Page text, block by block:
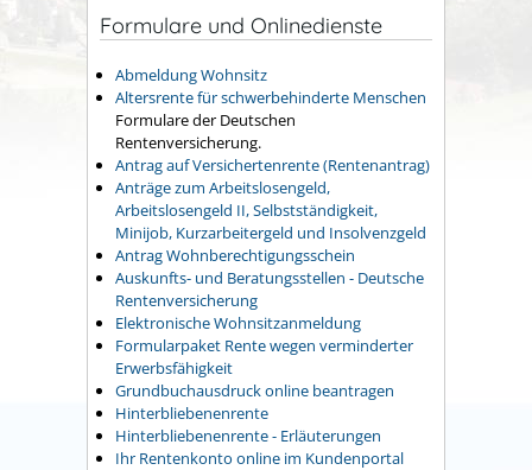
Formulare und Onlinedienste
Abmeldung Wohnsitz
Altersrente für schwerbehinderte Menschen
Formulare der Deutschen
Rentenversicherung.
Antrag auf Versichertenrente (Rentenantrag)
Anträge zum Arbeitslosengeld,
Arbeitslosengeld II, Selbstständigkeit,
Minijob, Kurzarbeitergeld und Insolvenzgeld
Antrag Wohnberechtigungsschein
Auskunfts- und Beratungsstellen - Deutsche
Rentenversicherung
Elektronische Wohnsitzanmeldung
Formularpaket Rente wegen verminderter
Erwerbsfähigkeit
Grundbuchausdruck online beantragen
Hinterbliebenenrente
Hinterbliebenenrente - Erläuterungen
Ihr Rentenkonto online im Kundenportal